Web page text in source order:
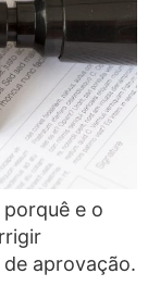
e o
aprovação.